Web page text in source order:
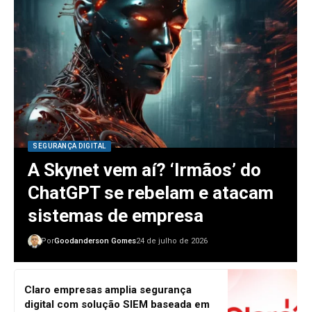
SEGURANÇA DIGITAL
A Skynet vem aí? ‘Irmãos’ do
ChatGPT se rebelam e atacam
sistemas de empresa
PorGoodanderson Gomes24 de julho de 2026
Claro empresas amplia segurança
digital com solução SIEM baseada em